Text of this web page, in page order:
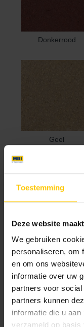
Toestemming
Deze website
We gebruiken
personaliseren, om
en om ons
informatie over uw
partners voor
partners kunnen
informatie die u
verzameld op basis
Donkerrood
Geel
Heide